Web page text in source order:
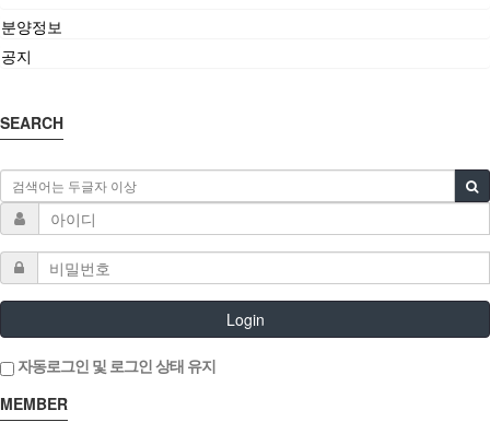
분양정보
공지
SEARCH
Login
자동로그인 및 로그인 상태 유지
MEMBER